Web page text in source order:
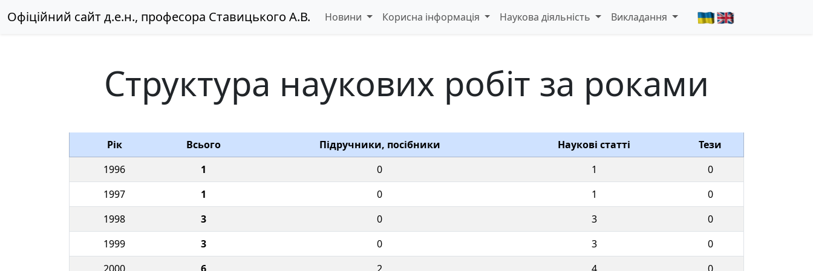
Офіційний сайт д.е.н., професора Ставицького А.В. Новини Корисна інформація Наукова діяльність Викладання
Структура наукових робіт за роками
Рік Всього Підручники, посібники Наукові статті
Тези
1996
1 0 1
0
1997
1 0 1
0
1998
3 0 3
0
1999
3 0 3
0